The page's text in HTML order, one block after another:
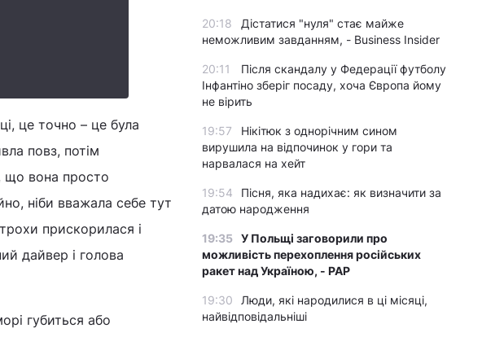
це точно – це була
повз, потім
що вона просто
ніби вважала себе тут
прискорилася і
дайвер і голова
губиться або
20:18
Дістатися "нуля" стає майже
неможливим завданням, - Business Insider
20:11
Після скандалу у Федерації футболу
Інфантіно зберіг посаду, хоча Європа йому
не вірить
19:57
Нікітюк з однорічним сином
вирушила на відпочинок у гори та
нарвалася на хейт
19:54
Пісня, яка надихає: як визначити за
датою народження
19:35 У Польщі заговорили про
можливість перехоплення російських
ракет над Україною, - PAP
19:30
Люди, які народилися в ці місяці,
найвідповідальніші